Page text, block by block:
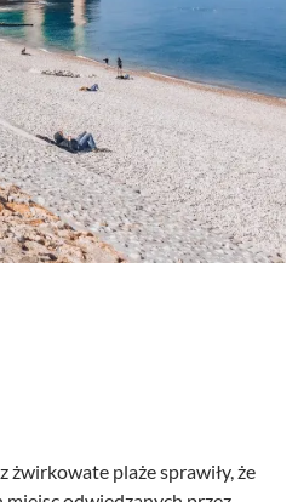
żwirkowate plaże sprawiły, że